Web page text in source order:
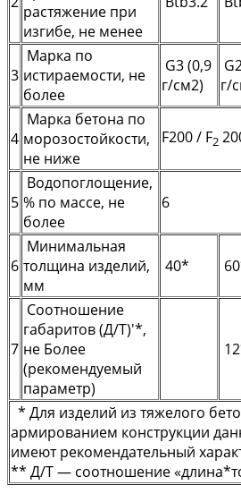
растяжение при
изгибе, не менее
3
Марка по
истираемости, не
более
G3 (0,9
г/см2)
г/
4
Марка бетона по
морозостойкости,
не ниже
F200 / F2
5
Водопоглощение,
% по массе, не
более
6
6
Минимальная
толщина изделий,
мм
40*
7
Соотношение
габаритов (Д/Т)'*,
не Более
(рекомендуемый
параметр)
* Для изделий из тяжелого
армированием конструкции
имеют рекомендательный
** Д/Т — соотношение